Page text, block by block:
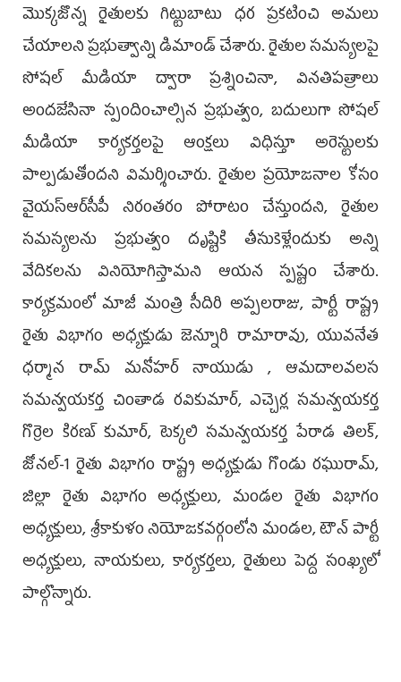
మొక్కజొన్న రైతులకు గిట్టుబాటు ధర ప్రకటించి అమలు
చేయాలని ప్రభుత్వాన్ని డిమాండ్ చేశారు. రైతుల సమస్యలపై
సోషల్ మీడియా ద్వారా ప్రశ్నించినా, వినతిపత్రాలు
అందజేసినా స్పందించాల్సిన ప్రభుత్వం, బదులుగా సోషల్
మీడియా కార్యకర్తలపై ఆంక్షలు విధిస్తూ అరెస్టులకు
పాల్పడుతోందని విమర్శించారు. రైతుల ప్రయోజనాల కోసం
వైయ‌స్ఆర్‌సీపీ నిరంతరం పోరాటం చేస్తుందని, రైతుల
సమస్యలను ప్రభుత్వం దృష్టికి తీసుకెళ్లేందుకు అన్ని
వేదికలను వినియోగిస్తామని ఆయన స్పష్టం చేశారు.
కార్యక్రమంలో మాజీ మంత్రి సీదిరి అప్ప‌ల‌రాజు, పార్టీ రాష్ట్ర
రైతు విభాగం అధ్యక్షుడు జెన్నూరి రామారావు, యువనేత
ధర్మాన రామ్ మనోహర్ నాయుడు , ఆమదాలవలస
సమన్వయకర్త చింతాడ రవికుమార్, ఎచ్చెర్ల సమన్వయకర్త
గొర్రెల కిరణ్ కుమార్, టెక్కలి సమన్వయకర్త పేరాడ తిలక్,
జోనల్-1 రైతు విభాగం రాష్ట్ర అధ్యక్షుడు గొండు రఘురామ్,
జిల్లా రైతు విభాగం అధ్యక్షులు, మండల రైతు విభాగం
అధ్యక్షులు, శ్రీకాకుళం నియోజకవర్గంలోని మండల, టౌన్ పార్టీ
అధ్యక్షులు, నాయకులు, కార్యకర్తలు, రైతులు పెద్ద సంఖ్యలో
పాల్గొన్నారు.